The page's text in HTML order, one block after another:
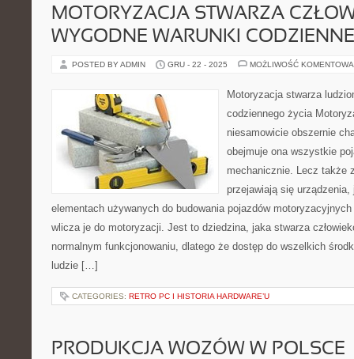
MOTORYZACJA STWARZA
WYGODNE WARUNKI
POSTED BY ADMIN GRU - 22 - 2025 MOŻLIWOŚĆ
Motoryzacja stwarza
codziennego życia
niesamowicie obszernie
obejmuje ona wszystkie
mechanicznie. Lecz także
przejawiają się
elementach używanych do budowania pojazdów
wlicza je do motoryzacji. Jest to dziedzina, jaka stwarza
normalnym funkcjonowaniu, dlatego że dostęp do wszelkich
ludzie […]
CATEGORIES: RETRO PC I HISTORIA HARDWARE’U
PRODUKCJA WOZÓW W POLSCE